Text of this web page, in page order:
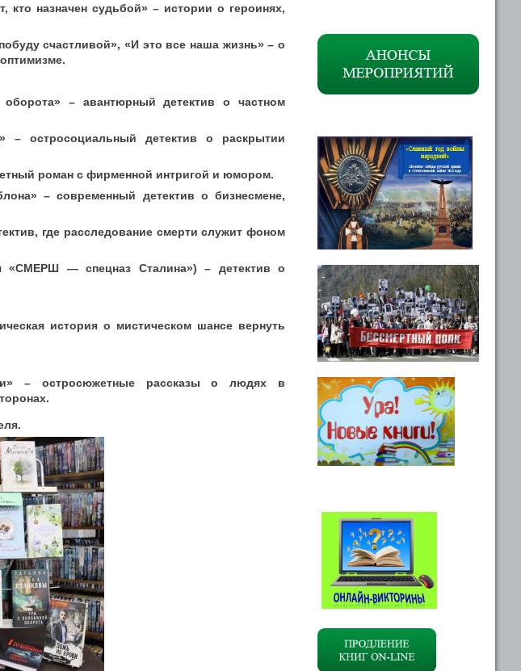
кто назначен судьбой» – истории о героинях,
счастливой», «И это все наша жизнь» – о
– авантюрный детектив о частном
– остросоциальный детектив о раскрытии
роман с фирменной интригой и юмором.
– современный детектив о бизнесмене,
где расследование смерти служит фоном
«СМЕРШ — спецназ Сталина») – детектив о
история о мистическом шансе вернуть
– остросюжетные рассказы о людях в